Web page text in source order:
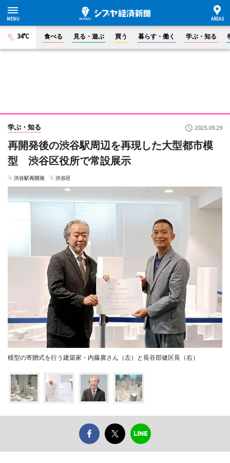
34°C 食べる 見る・遊ぶ 買う 暮らす・働く 学ぶ・知る
学ぶ・知る 2025.09.29
再開発後の渋谷駅周辺を再現した大型都市模
型 渋谷区役所で常設展示
渋谷駅再開発 渋谷区
模型の寄贈式を行う建築家・内藤廣さん（左）と長谷部健区長（右）